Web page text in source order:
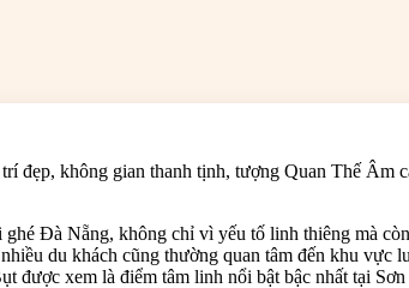
đẹp, không gian thanh tịnh, tượng Quan Thế Âm
Đà Nẵng, không chỉ vì yếu tố linh thiêng mà
du khách cũng thường quan tâm đến khu vực
được xem là điểm tâm linh nổi bật bậc nhất tại Sơn